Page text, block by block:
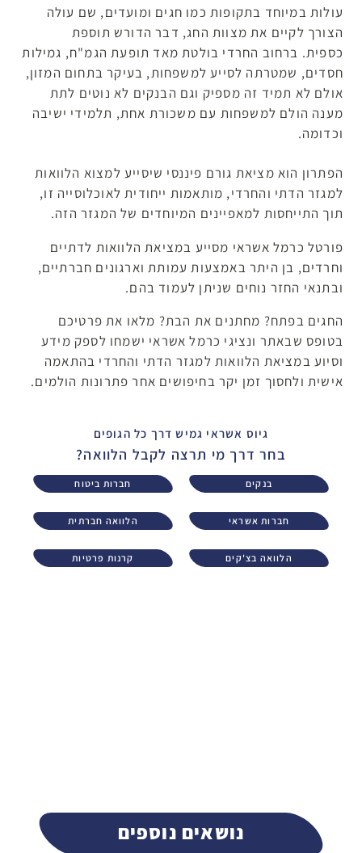
עולות במיוחד בתקופות כמו חגים ומועדים, שם עולה
הצורך לקיים את מצוות החג, דבר הדורש תוספת
כספית. ברחוב החרדי בולטת מאד תופעת הגמ"ח, גמילות
חסדים, שמטרתה לסייע למשפחות, בעיקר בתחום המזון,
אולם לא תמיד זה מספיק וגם הבנקים לא נוטים לתת
מענה הולם למשפחות עם משכורת אחת, תלמידי ישיבה
וכדומה.
הפתרון הוא מציאת גורם פיננסי שיסייע למצוא הלוואות
למגזר הדתי והחרדי, מותאמות ייחודית לאוכלוסייה זו,
תוך התייחסות למאפיינים המיוחדים של המגזר הזה.
פורטל כרמל אשראי מסייע במציאת הלוואות לדתיים
וחרדים, בן היתר באמצעות עמותת וארגונים חברתיים,
ובתנאי החזר נוחים שניתן לעמוד בהם.
החגים בפתח? מחתנים את הבת? מלאו את פרטיכם
בטופס שבאתר ונציגי כרמל אשראי ישמחו לספק מידע
וסיוע במציאת הלוואות למגזר הדתי והחרדי בהתאמה
אישית ולחסוך זמן יקר בחיפושים אחר פתרונות הולמים.
גיוס אשראי גמיש דרך כל הגופים
בחר דרך מי תרצה לקבל הלוואה?
בנקים חברות ביטוח
חברות אשראי הלוואה חברתית
הלוואה בצ'קים קרנות פרטיות
נושאים נוספים